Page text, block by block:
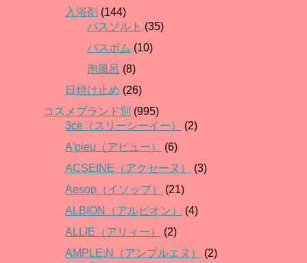
入浴剤 (144)
バスソルト (35)
バスボム (10)
泡風呂 (8)
日焼け止め (26)
コスメブランド別 (995)
3ce（スリーシーイー）
(2)
A'pieu（アピュー）
(6)
ACSEINE（アクセーヌ）
(3)
Aesop（イソップ）
(21)
ALBION（アルビオン）
(4)
ALLIE（アリィー）
(2)
AMPLE:N（アンプルエヌ）
(2)